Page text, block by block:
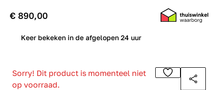
€ 890,00
Keer bekeken in de afgelopen 24 uur
Sorry! Dit product is momenteel niet
op voorraad.